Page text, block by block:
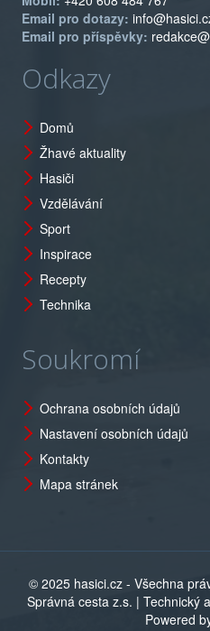
Email pro dotazy:
Email pro příspěvky:
Odkazy
Domů
Žhavé aktuality
Hasiči
Vzdělávání
Sport
Inspirace
Recepty
Technika
Soukromí
Ochrana osobních údajů
Nastavení osobních údajů
Kontakty
Mapa stránek
© 2025 hasici.cz - Všechna
Správná cesta z.s. | Technický
Powered